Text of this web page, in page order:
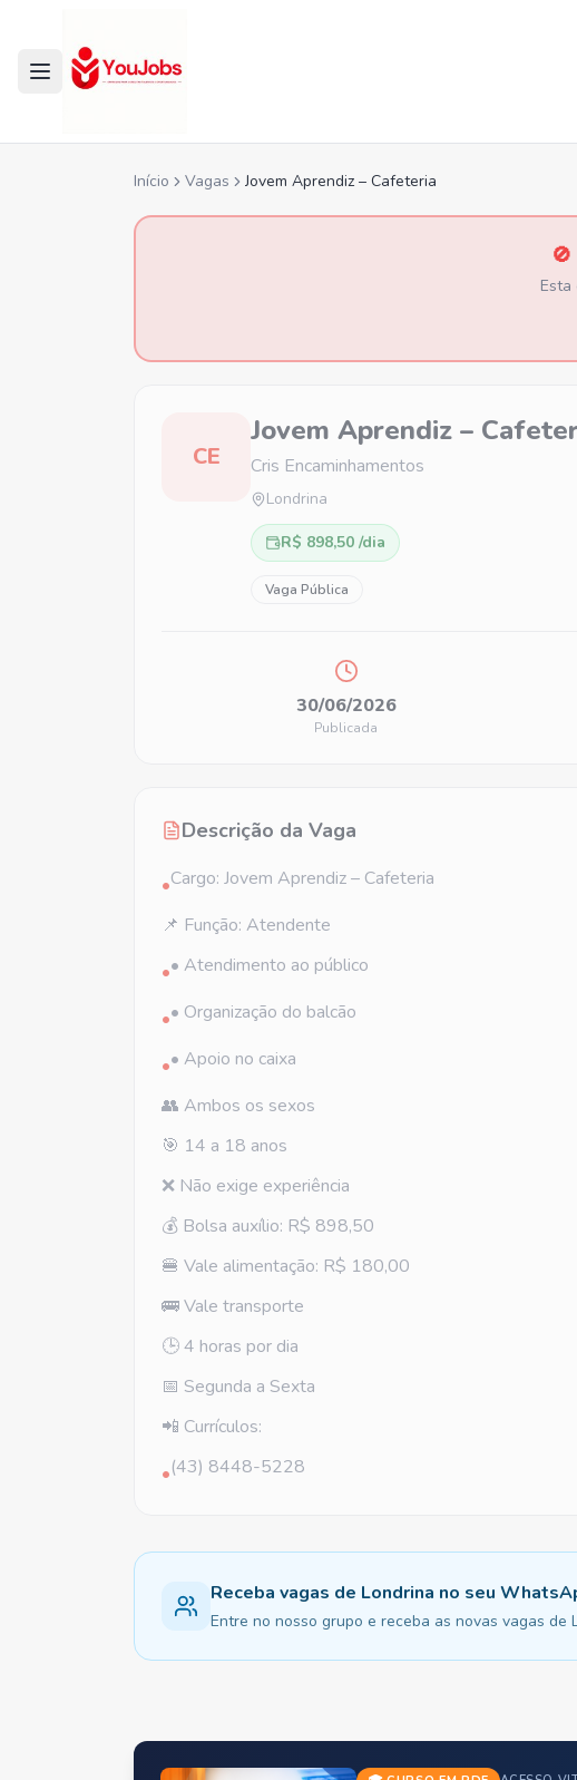
Início Vagas Jovem Aprendiz – Cafeteria
CE
Jovem Aprendiz –
Cris Encaminhamentos
Londrina
R$ 898,50 /dia
Vaga Pública
30/06/2026
Publicada
Descrição da Vaga
•Cargo: Jovem Aprendiz – Cafeteria
📌 Função: Atendente
•• Atendimento ao público
•• Organização do balcão
•• Apoio no caixa
👥 Ambos os sexos
🎯 14 a 18 anos
❌ Não exige experiência
💰 Bolsa auxílio: R$ 898,50
🍔 Vale alimentação: R$ 180,00
🚌 Vale transporte
🕒 4 horas por dia
📅 Segunda a Sexta
📲 Currículos:
•(43) 8448-5228
Receba vagas de Londrina no seu
Entre no nosso grupo e receba as novas vagas